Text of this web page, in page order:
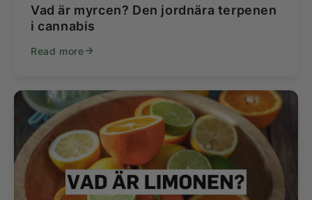
Vad är myrcen? Den jordnära terpenen
i cannabis
Read more